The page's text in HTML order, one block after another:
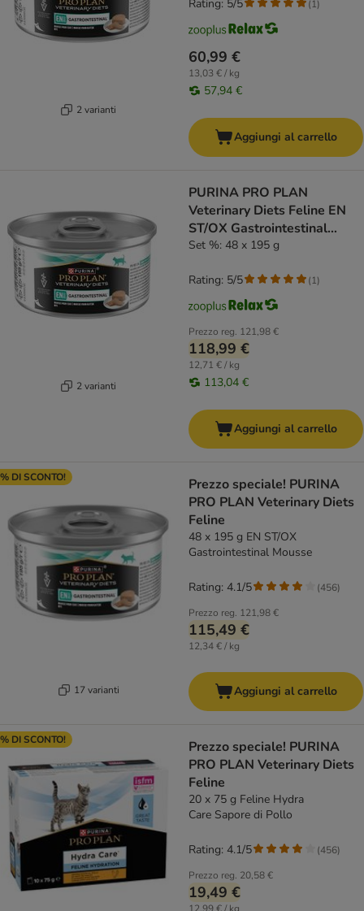
2 varianti
60,99 €
13,03 € / kg
57,94 €
Rating: 5/5 (1)
Aggiungi al carrello
2 varianti
PURINA PRO PLAN
Veterinary Diets Feline EN
ST/OX Gastrointestinal
Mousse
Set %: 48 x 195 g
Prezzo reg. 121,98 €
118,99 €
12,71 € / kg
113,04 €
Rating: 5/5 (1)
Aggiungi al carrello
DI SCONTO!
17 varianti
Prezzo speciale! PURINA
PRO PLAN Veterinary Diets
Feline
48 x 195 g EN ST/OX
Gastrointestinal Mousse
Prezzo reg. 121,98 €
115,49 €
12,34 € / kg
Rating: 4.1/5 (456)
Aggiungi al carrello
DI SCONTO!
Prezzo speciale! PURINA
PRO PLAN Veterinary Diets
Feline
20 x 75 g Feline Hydra
Care Sapore di Pollo
Prezzo reg. 20,58 €
19,49 €
Rating: 4.1/5 (456)